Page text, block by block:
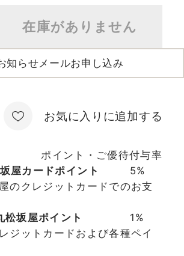
知らせメールお申し込み
在庫がありません
お気に入りに追加する
ポイント・ご優待付与率
屋カードポイント
5%
のクレジットカードでのお支
松坂屋ポイント
1%
ジットカードおよび各種ペイ